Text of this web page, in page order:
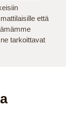
että
tarkoittavat